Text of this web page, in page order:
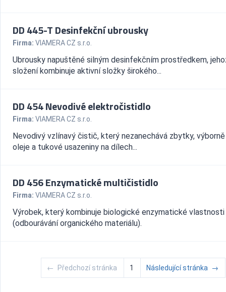
DD 445-T Desinfekční ubrousky
Firma: VIAMERA CZ s.r.o.
Ubrousky napuštěné silným desinfekčním prostředkem,
složení kombinuje aktivní složky širokého...
DD 454 Nevodivé elektročistidlo
Firma: VIAMERA CZ s.r.o.
Nevodivý vzlínavý čistič, který nezanechává zbytky,
oleje a tukové usazeniny na dílech...
DD 456 Enzymatické multičistidlo
Firma: VIAMERA CZ s.r.o.
Výrobek, který kombinuje biologické enzymatické vlastnosti
(odbourávání organického materiálu).
← Předchozí stránka 1 Následující stránka →